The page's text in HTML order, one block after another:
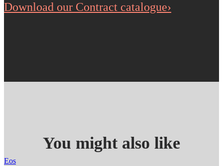
Download our Contract catalogue›
You might also like
Eos